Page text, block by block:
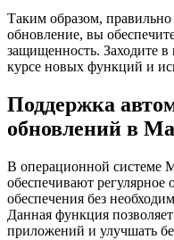
Таким образом, правильно
обновление, вы
защищенность. Заходите в
курсе новых функций и
Поддержка
обновлений в
В операционной системе
обеспечивают
обеспечения без
Данная функция
приложений и улучшать